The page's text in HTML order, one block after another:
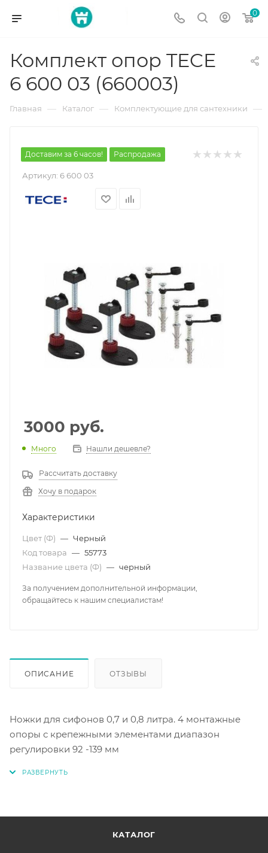
0
Комплект опор TECE
6 600 03 (660003)
Главная — Каталог — Комплектующие для сантехники —
Доставим за 6 часов! Распродажа
Артикул: 6 600 03
3000 руб.
Много Нашли дешевле?
Рассчитать доставку
Хочу в подарок
Характеристики
Цвет (Ф) — Черный
Код товара — 55773
Название цвета (Ф) — черный
За получением дополнительной информации,
обращайтесь к нашим специалистам!
ОПИСАНИЕ ОТЗЫВЫ
Ножки для сифонов 0,7 и 0,8 литра. 4 монтажные
опоры с крепежными элементами диапазон
регулировки 92 -139 мм
КАТАЛОГ